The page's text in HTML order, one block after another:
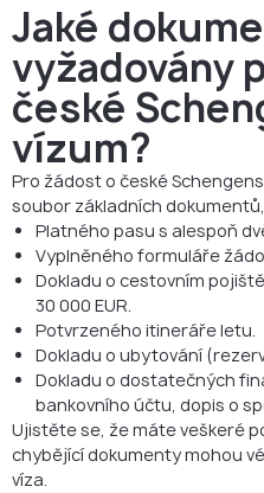
Jaké
vyžadovány
české
vízum?
Pro žádost o české
soubor základních
Platného pasu s alespoň
Vyplněného formuláře
Dokladu o cestovním
30 000 EUR.
Potvrzeného itineráře letu.
Dokladu o ubytování
Dokladu o dostatečných
bankovního účtu, dopis o
Ujistěte se, že máte veškeré
chybějící dokumenty mohou
víza.